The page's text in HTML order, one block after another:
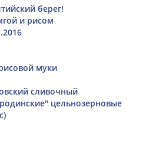
берег!
и рисом
муки
сливочный
цельнозерновые